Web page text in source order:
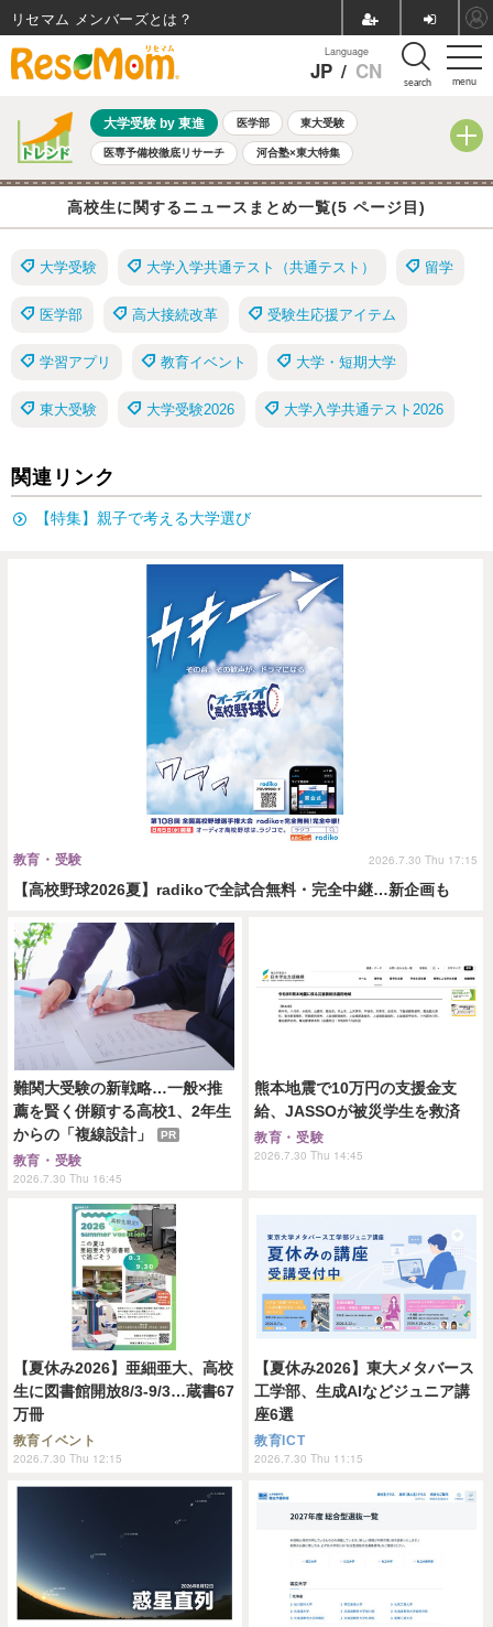
menu
Language
JP / CN search
大学受験 by 東進 医学部 東大受験
医専予備校徹底リサーチ 河合塾×東大特集
親子で考える大学選び 高校受験 中学受験 小学校受験
共通テスト 夏休み 8月開催学校説明会・相談会
自由研究教材（小学生向け） 自由研究教材（中学生向け） ランキング
高校生に関するニュースまとめ一覧(5 ページ目)
大学受験 大学入学共通テスト（共通テスト） 留学
医学部 高大接続改革 受験生応援アイテム
学習アプリ 教育イベント 大学・短期大学
東大受験 大学受験2026 大学入学共通テスト2026
関連リンク
【特集】親子で考える大学選び
【高校野球2026夏】radikoで全試合無料・完全中継…新企画も
教育・受験 2026.7.30 Thu 17:15
難関大受験の新戦略…一般×推
薦を賢く併願する高校1、2年生
からの「複線設計」
PR
教育・受験
2026.7.30 Thu 16:45
熊本地震で10万円の支援金支
給、JASSOが被災学生を救済
教育・受験
2026.7.30 Thu 14:45
【夏休み2026】亜細亜大、高校
生に図書館開放8/3-9/3…蔵書67
万冊
教育イベント
2026.7.30 Thu 12:15
【夏休み2026】東大メタバース
工学部、生成AIなどジュニア講
座6選
教育ICT
2026.7.30 Thu 11:15
リセマム メンバーズ